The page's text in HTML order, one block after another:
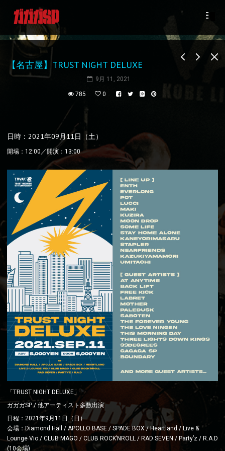
【名古屋】TRUST NIGHT DELUXE
9月 11, 2021
785 0
日時：2021年09月11日（土）
開場：12:00／開演：13:00
「TRUST NIGHT DELUXE」
ガガガSP / 他アーティスト多数出演
日程：2021年9月11日（日）
会場：Diamond Hall / APOLLO BASE / SPADE BOX / Heartland / Live &
Lounge Vio / CLUB MAGO / CLUB ROCK’NROLL / RAD SEVEN / Party’z / R.A.D
(10会場)